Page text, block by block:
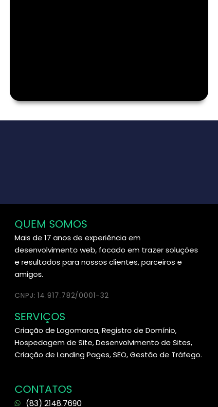
QUEM SOMOS
Mais de 17 anos de experiência em
desenvolvimento web, focado em trazer soluções
e resultados para nossos clientes, parceiros e
amigos.
CNPJ: 14.917.782/0001-32
SERVIÇOS
Criação de Logomarca, Registro de Domínio,
Hospedagem de Site, Desenvolvimento de Sites,
Criação de Landing Pages, SEO, Gestão de Tráfego.
CONTATOS
(83) 2148.7690